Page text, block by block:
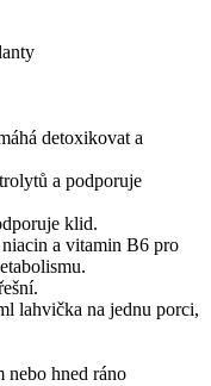
detoxikovat a
a podporuje
klid.
a vitamin B6 pro
lahvička na jednu porci,
nebo hned ráno